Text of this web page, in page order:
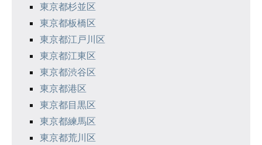
東京都杉並区
東京都板橋区
東京都江戸川区
東京都江東区
東京都渋谷区
東京都港区
東京都目黒区
東京都練馬区
東京都荒川区